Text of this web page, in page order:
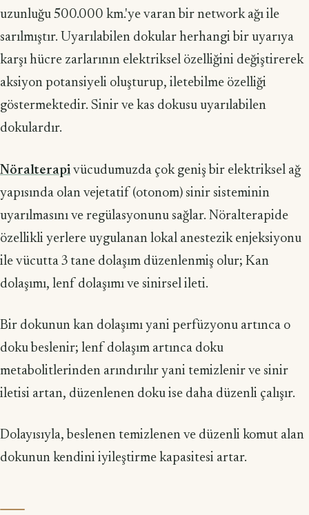
uzunluğu 500.000 km.'ye varan bir network ağı ile
sarılmıştır. Uyarılabilen dokular herhangi bir uyarıya
karşı hücre zarlarının elektriksel özelliğini değiştirerek
aksiyon potansiyeli oluşturup, iletebilme özelliği
göstermektedir. Sinir ve kas dokusu uyarılabilen
dokulardır.
Nöralterapi vücudumuzda çok geniş bir elektriksel ağ
yapısında olan vejetatif (otonom) sinir sisteminin
uyarılmasını ve regülasyonunu sağlar. Nöralterapide
özellikli yerlere uygulanan lokal anestezik enjeksiyonu
ile vücutta 3 tane dolaşım düzenlenmiş olur; Kan
dolaşımı, lenf dolaşımı ve sinirsel ileti.
Bir dokunun kan dolaşımı yani perfüzyonu artınca o
doku beslenir; lenf dolaşım artınca doku
metabolitlerinden arındırılır yani temizlenir ve sinir
iletisi artan, düzenlenen doku ise daha düzenli çalışır.
Dolayısıyla, beslenen temizlenen ve düzenli komut alan
dokunun kendini iyileştirme kapasitesi artar.